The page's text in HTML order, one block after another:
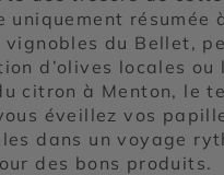
uniquement résumée
vignobles du Bellet,
d’olives locales
citron à Menton, le
éveillez vos
dans un voyage
des bons produits.